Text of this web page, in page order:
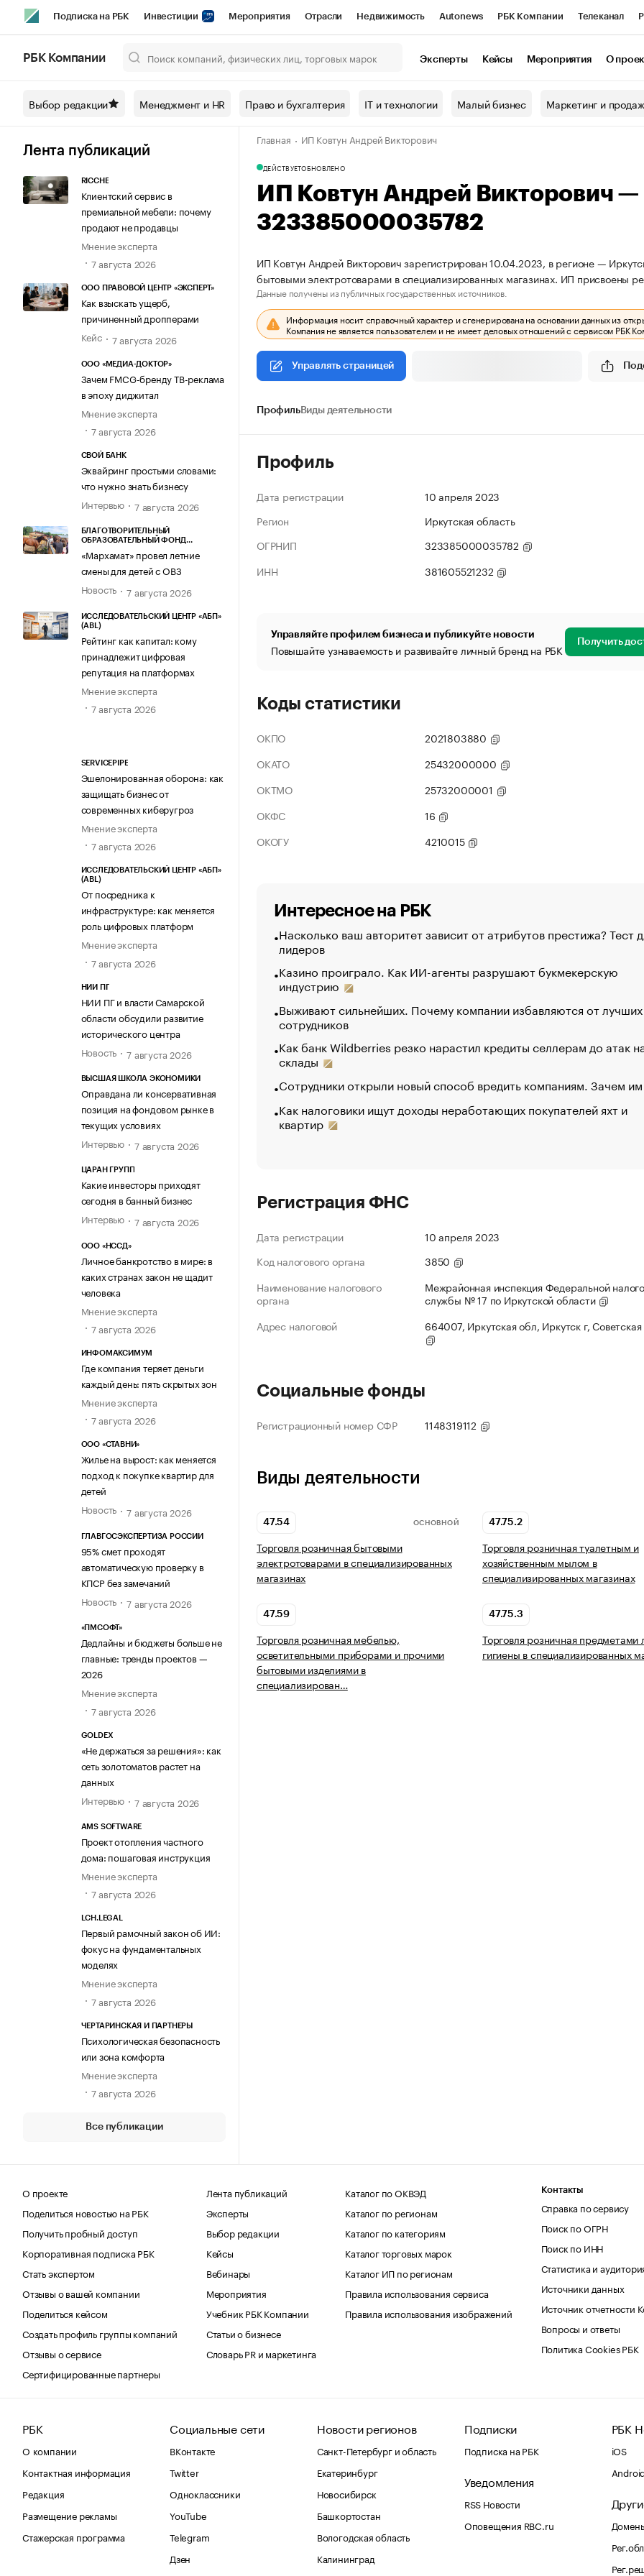
Подписка на РБК Инвестиции Мероприятия Отрасли Недвижимость Autonews РБК Компании Телеканал
Спецпроекты СПб Конференции СПб Спецпроекты Проверка контрагентов
Технологии и медиа Рынок наличной валюты
РБК Компании Эксперты Кейсы Мероприятия О
Выбор редакции Менеджмент и HR Право и бухгалтерия IT и технологии Малый бизнес Маркетинг и
Лента публикаций
RICCHE
Клиентский сервис в
премиальной мебели: почему
продают не продавцы
Мнение эксперта
7 августа 2026
ООО ПРАВОВОЙ ЦЕНТР «ЭКСПЕРТ»
Как взыскать ущерб,
причиненный дропперами
Кейс
7 августа 2026
ООО «МЕДИА-ДОКТОР»
Зачем FMCG-бренду ТВ-реклама
в эпоху диджитал
Мнение эксперта
7 августа 2026
СВОЙ БАНК
Эквайринг простыми словами:
что нужно знать бизнесу
Интервью
7 августа 2026
БЛАГОТВОРИТЕЛЬНЫЙ
ОБРАЗОВАТЕЛЬНЫЙ ФОНД
«Мархамат» провел летние
смены для детей с ОВЗ
Новость
7 августа 2026
ИССЛЕДОВАТЕЛЬСКИЙ ЦЕНТР «АБП»
(ABL)
Рейтинг как капитал: кому
принадлежит цифровая
репутация на платформах
Мнение эксперта
7 августа 2026
SERVICEPIPE
Эшелонированная оборона: как
защищать бизнес от
современных киберугроз
Мнение эксперта
7 августа 2026
ИССЛЕДОВАТЕЛЬСКИЙ ЦЕНТР «АБП»
(ABL)
От посредника к
инфраструктуре: как меняется
роль цифровых платформ
Мнение эксперта
7 августа 2026
НИИ ПГ
НИИ ПГ и власти Самарской
области обсудили развитие
исторического центра
Новость
7 августа 2026
ВЫСШАЯ ШКОЛА ЭКОНОМИКИ
Оправдана ли консервативная
позиция на фондовом рынке в
текущих условиях
Интервью
7 августа 2026
ЦАРАН ГРУПП
Какие инвесторы приходят
сегодня в банный бизнес
Интервью
7 августа 2026
ООО «НССД»
Личное банкротство в мире: в
каких странах закон не щадит
человека
Мнение эксперта
7 августа 2026
ИНФОМАКСИМУМ
Где компания теряет деньги
каждый день: пять скрытых зон
Мнение эксперта
7 августа 2026
ООО «СТАВНИ»
Жилье на вырост: как меняется
подход к покупке квартир для
детей
Новость
7 августа 2026
ГЛАВГОСЭКСПЕРТИЗА РОССИИ
95% смет проходят
автоматическую проверку в
КПСР без замечаний
Новость
7 августа 2026
«ПМСОФТ»
Дедлайны и бюджеты больше не
главные: тренды проектов —
2026
Мнение эксперта
7 августа 2026
GOLDEX
«Не держаться за решения»: как
сеть золотоматов растет на
данных
Интервью
7 августа 2026
AMS SOFTWARE
Проект отопления частного
дома: пошаговая инструкция
Мнение эксперта
7 августа 2026
LCH.LEGAL
Первый рамочный закон об ИИ:
фокус на фундаментальных
моделях
Мнение эксперта
7 августа 2026
ЧЕРТАРИНСКАЯ И ПАРТНЕРЫ
Психологическая безопасность
или зона комфорта
Мнение эксперта
7 августа 2026
Все публикации
Главная ИП Ковтун Андрей Викторович
ДЕЙСТВУЕТОБНОВЛЕНО
ИП Ковтун Андрей Викторович
323385000035782
ИП Ковтун Андрей Викторович зарегистрирован 10.04.2023, в регионе —
бытовыми электротоварами в специализированных магазинах. ИП
Данные получены из публичных государственных источников.
Информация носит справочный характер и сгенерирована на основании данных из
Компания не является пользователем и не имеет деловых отношений с сервисом РБК
Управлять страницей
ПрофильВиды деятельности
Профиль
Дата регистрации
10 апреля 2023
Регион
Иркутская область
ОГРНИП
323385000035782
ИНН
381605521232
Управляйте профилем бизнеса и публикуйте новости
Повышайте узнаваемость и развивайте личный бренд на РБК Получить
Коды статистики
ОКПО
2021803880
ОКАТО
25432000000
ОКТМО
25732000001
ОКФС
16
ОКОГУ
4210015
Интересное на РБК
Насколько ваш авторитет зависит от атрибутов престижа? Тест
лидеров
Казино проиграло. Как ИИ-агенты разрушают букмекерскую
индустрию
Выживают сильнейших. Почему компании избавляются от лучших
сотрудников
Как банк Wildberries резко нарастил кредиты селлерам до атак
склады
Сотрудники открыли новый способ вредить компаниям. Зачем
Как налоговики ищут доходы неработающих покупателей яхт и
квартир
Регистрация ФНС
Дата регистрации
10 апреля 2023
Код налогового органа
3850
Наименование налогового
органа
Межрайонная инспекция Федеральной
службы № 17 по Иркутской области
Адрес налоговой
664007, Иркутская обл, Иркутск г,
Социальные фонды
Регистрационный номер СФР 1148319112
Виды деятельности
47.54 ОСНОВНОЙ
Торговля розничная бытовыми
электротоварами в специализированных
магазинах
47.75.2
Торговля розничная туалетным и
хозяйственным мылом в
специализированных магазинах
47.59
Торговля розничная мебелью,
осветительными приборами и прочими
бытовыми изделиями в
специализирован…
47.75.3
Торговля розничная предметами
гигиены в специализированных
О проекте
Поделиться новостью на РБК
Получить пробный доступ
Корпоративная подписка РБК
Стать экспертом
Отзывы о вашей компании
Поделиться кейсом
Создать профиль группы компаний
Отзывы о сервисе
Сертифицированные партнеры
Лента публикаций
Эксперты
Выбор редакции
Кейсы
Вебинары
Мероприятия
Учебник РБК Компании
Статьи о бизнесе
Словарь PR и маркетинга
Каталог по ОКВЭД
Каталог по регионам
Каталог по категориям
Каталог торговых марок
Каталог ИП по регионам
Правила использования сервиса
Правила использования изображений
Контакты
Справка по сервису
Поиск по ОГРН
Поиск по ИНН
Статистика и
Источники данных
Источник отчетности
Вопросы и ответы
Политика Cookies РБК
РБК
О компании
Контактная информация
Редакция
Размещение рекламы
Стажерская программа
Социальные сети
ВКонтакте
Twitter
Одноклассники
YouTube
Telegram
Дзен
Новости регионов
Санкт-Петербург и область
Екатеринбург
Новосибирск
Башкортостан
Вологодская область
Калининград
Подписки
Подписка на РБК
Уведомления
RSS Новости
Оповещения RBC.ru
РБК
iOS